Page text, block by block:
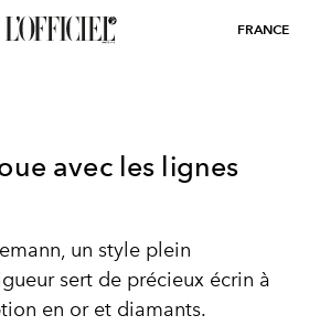
FRANCE
avec les lignes
, un style plein
sert de précieux écrin à
en or et diamants.